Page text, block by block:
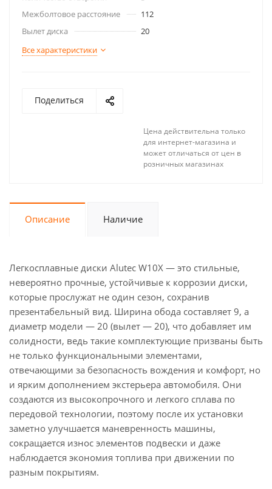
Межболтовое расстояние
112
Вылет диска
20
Все характеристики
Поделиться
Цена действительна только
для интернет-магазина и
может отличаться от цен в
розничных магазинах
Описание Наличие
Легкосплавные диски Alutec W10X — это стильные,
невероятно прочные, устойчивые к коррозии диски,
которые прослужат не один сезон, сохранив
презентабельный вид. Ширина обода составляет 9, а
диаметр модели — 20 (вылет — 20), что добавляет им
солидности, ведь такие комплектующие призваны быть
не только функциональными элементами,
отвечающими за безопасность вождения и комфорт, но
и ярким дополнением экстерьера автомобиля. Они
создаются из высокопрочного и легкого сплава по
передовой технологии, поэтому после их установки
заметно улучшается маневренность машины,
сокращается износ элементов подвески и даже
наблюдается экономия топлива при движении по
разным покрытиям.